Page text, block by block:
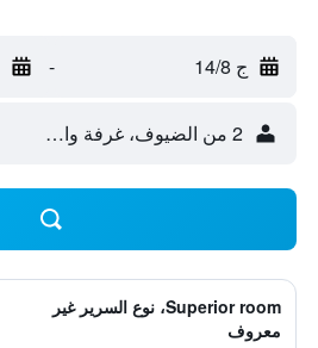
ج 14/8 -
2 من الضيوف، غرفة واحدة
Superior room، نوع السرير غير
معروف